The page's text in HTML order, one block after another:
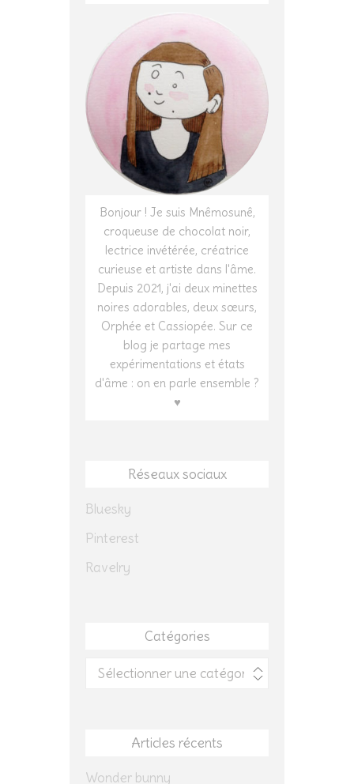
Bonjour ! Je suis Mnêmosunê,
croqueuse de chocolat noir,
lectrice invétérée, créatrice
curieuse et artiste dans l'âme.
Depuis 2021, j'ai deux minettes
noires adorables, deux sœurs,
Orphée et Cassiopée. Sur ce
blog je partage mes
expérimentations et états
d'âme : on en parle ensemble ?
♥
Réseaux sociaux
Bluesky
Pinterest
Ravelry
Catégories
Catégories
Articles récents
Wonder bunny